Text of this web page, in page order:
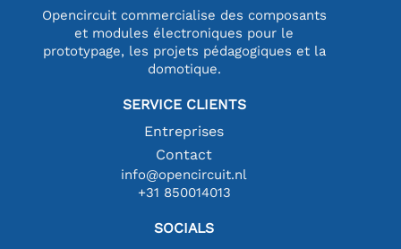
Opencircuit commercialise des composants
et modules électroniques pour le
prototypage, les projets pédagogiques et la
domotique.
SERVICE CLIENTS
Entreprises
Contact
info@opencircuit.nl
+31 850014013
SOCIALS